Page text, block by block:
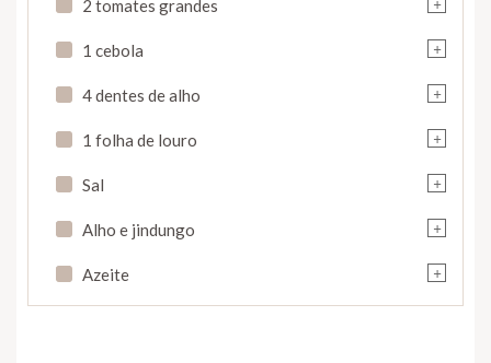
2 tomates grandes
+
1 cebola
+
4 dentes de alho
+
1 folha de louro
+
Sal
+
Alho e jindungo
+
Azeite